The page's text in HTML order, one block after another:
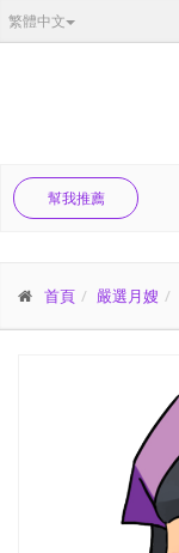
繁體中文
幫我推薦
首頁 嚴選月嫂